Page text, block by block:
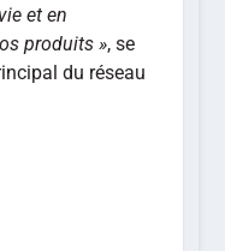
et en
produits », se
du réseau